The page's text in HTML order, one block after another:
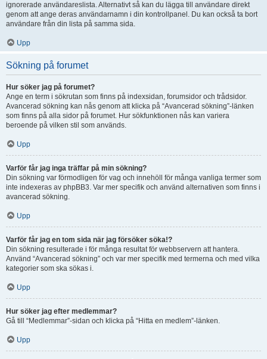
ignorerade användareslista. Alternativt så kan du lägga till användare direkt
genom att ange deras användarnamn i din kontrollpanel. Du kan också ta bort
användare från din lista på samma sida.
Upp
Sökning på forumet
Hur söker jag på forumet?
Ange en term i sökrutan som finns på indexsidan, forumsidor och trådsidor.
Avancerad sökning kan nås genom att klicka på “Avancerad sökning”-länken
som finns på alla sidor på forumet. Hur sökfunktionen nås kan variera
beroende på vilken stil som används.
Upp
Varför får jag inga träffar på min sökning?
Din sökning var förmodligen för vag och innehöll för många vanliga termer som
inte indexeras av phpBB3. Var mer specifik och använd alternativen som finns i
avancerad sökning.
Upp
Varför får jag en tom sida när jag försöker söka!?
Din sökning resulterade i för många resultat för webbservern att hantera.
Använd “Avancerad sökning” och var mer specifik med termerna och med vilka
kategorier som ska sökas i.
Upp
Hur söker jag efter medlemmar?
Gå till “Medlemmar”-sidan och klicka på “Hitta en medlem”-länken.
Upp